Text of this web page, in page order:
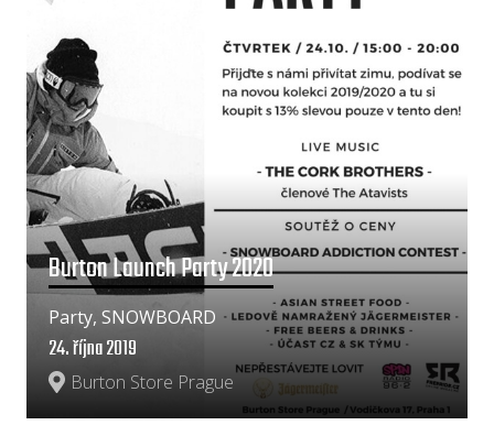
Burton Launch Party 2020
Burton Store Prague
24. října 2019
Party, SNOWBOARD